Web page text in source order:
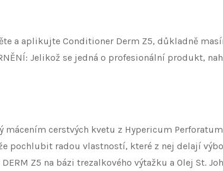
a aplikujte Conditioner Derm Z5, důkladně
Jelikož se jedná o profesionální produkt,
mácením cerstvých kvetu z Hypericum
pochlubit radou vlastností, které z nej delají
Z5 na bázi trezalkového výtažku a Olej St.